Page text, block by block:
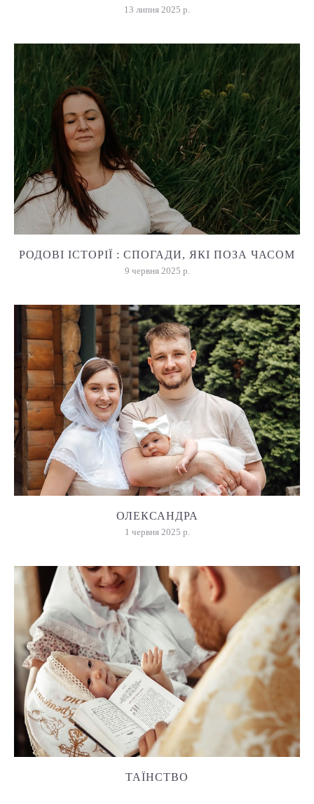
13 липня 2025 р.
РОДОВІ ІСТОРІЇ : СПОГАДИ, ЯКІ ПОЗА ЧАСОМ
9 червня 2025 р.
ОЛЕКСАНДРА
1 червня 2025 р.
ТАЇНСТВО